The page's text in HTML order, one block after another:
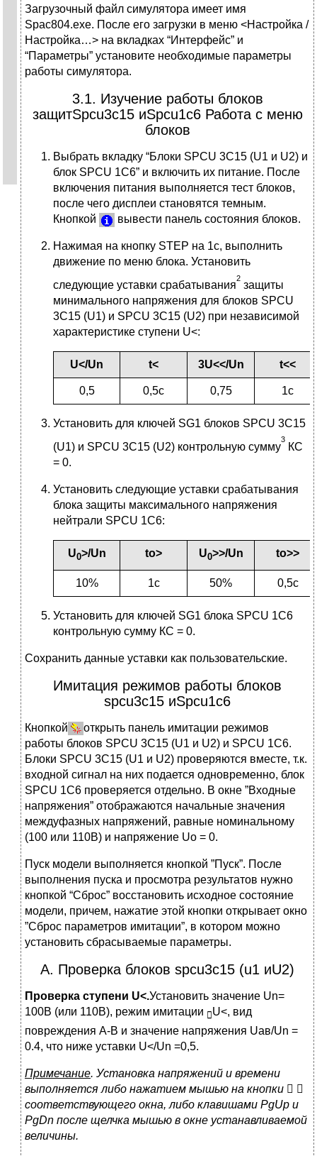
Загрузочный файл симулятора имеет имя
Spac804.exe. После его загрузки в меню <Настройка /
Настройка…> на вкладках “Интерфейс” и
“Параметры” установите необходимые параметры
работы симулятора.
3.1. Изучение работы блоков
защитSpcu3c15 иSpcu1c6 Работа с меню
блоков
Выбрать вкладку “Блоки SPCU 3C15 (U1 и U2) и
блок SPCU 1C6” и включить их питание. После
включения питания выполняется тест блоков,
после чего дисплеи становятся темным.
Кнопкой
вывести панель состояния блоков.
Нажимая на кнопку STEP на 1с, выполнить
движение по меню блока. Установить
следующие уставки срабатывания
2
защиты
минимального напряжения для блоков SPCU
3C15 (U1) и SPCU 3C15 (U2) при независимой
характеристике ступени U<:
U</Un t< 3U<</Un t<<
0,5 0,5c 0,75 1c
Установить для ключей SG1 блоков SPCU 3C15
(U1) и SPCU 3C15 (U2) контрольную сумму
3
КС
= 0.
Установить следующие уставки срабатывания
блока защиты максимального напряжения
нейтрали SPCU 1C6:
U0>/Un tо> U0>>/Un tо>>
10% 1с 50% 0,5c
Установить для ключей SG1 блока SPCU 1C6
контрольную сумму КС = 0.
Сохранить данные уставки как пользовательские.
Имитация режимов работы блоков
spcu3c15 иSpcu1c6
Кнопкой
открыть панель имитации режимов
работы блоков SPCU 3C15 (U1 и U2) и SPCU 1C6.
Блоки SPCU 3C15 (U1 и U2) проверяются вместе, т.к.
входной сигнал на них подается одновременно, блок
SPCU 1C6 проверяется отдельно. В окне ”Входные
напряжения” отображаются начальные значения
междуфазных напряжений, равные номинальному
(100 или 110В) и напряжение Uо = 0.
Пуск модели выполняется кнопкой ”Пуск”. После
выполнения пуска и просмотра результатов нужно
кнопкой “Сброс” восстановить исходное состояние
модели, причем, нажатие этой кнопки открывает окно
”Сброс параметров имитации”, в котором можно
установить сбрасываемые параметры.
А. Проверка блоков spcu3c15 (u1 иU2)
Проверка ступени U<.Установить значение Un=
100В (или 110В), режим имитации  U<, вид
повреждения А-В и значение напряжения Uав/Un =
0.4, что ниже уставки U</Un =0,5.
Примечание. Установка напряжений и времени
выполняется либо нажатием мышью на кнопки  
соответствующего окна, либо клавишами PgUp и
PgDn после щелчка мышью в окне устанавливаемой
величины.